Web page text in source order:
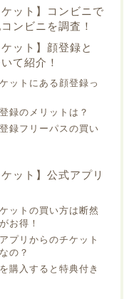
ット】コンビニで
ンビニを調査！
ット】顔登録と
て紹介！
ットにある顔登録っ
録のメリットは？
録フリーパスの買い
ット】公式アプリ
ットの買い方は断然
お得！
プリからのチケット
の？
購入すると特典付き